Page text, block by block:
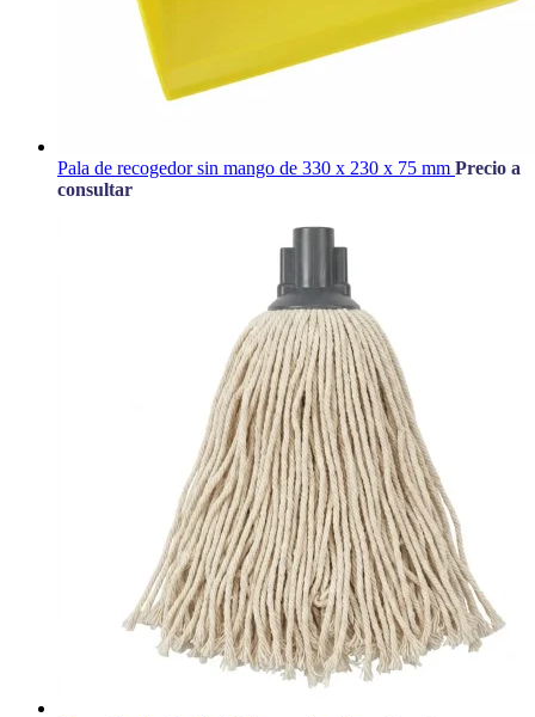
Pala de recogedor sin mango de 330 x 230 x 75 mm Precio a
consultar